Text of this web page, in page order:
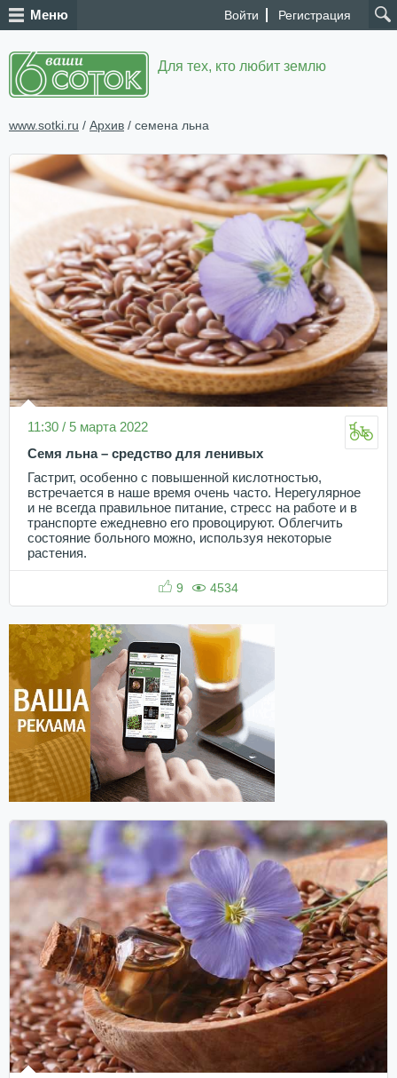
Войти Регистрация
Меню
Для тех, кто любит землю
www.sotki.ru / Архив / семена льна
11:30 / 5 марта 2022
Семя льна – средство для ленивых
Гастрит, особенно с повышенной кислотностью,
встречается в наше время очень часто. Нерегулярное
и не всегда правильное питание, стресс на работе и в
транспорте ежедневно его провоцируют. Облегчить
состояние больного можно, используя некоторые
растения.
9 4534